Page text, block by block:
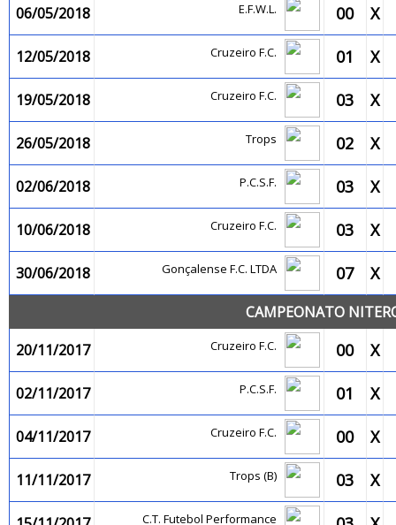
06/05/2018 E.F.W.L. 00 X
12/05/2018 Cruzeiro F.C. 01 X
19/05/2018 Cruzeiro F.C. 03 X
26/05/2018 Trops 02 X
02/06/2018 P.C.S.F. 03 X
10/06/2018 Cruzeiro F.C. 03 X
30/06/2018 Gonçalense F.C. LTDA 07 X
CAMPEONATO
20/11/2017
Cruzeiro F.C. 00 X
02/11/2017 P.C.S.F. 01 X
04/11/2017 Cruzeiro F.C. 00 X
11/11/2017 Trops (B) 03 X
C.T. Futebol Performance